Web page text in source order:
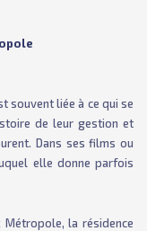
souvent liée à ce qui se
de leur gestion et
Dans ses films ou
elle donne parfois
la résidence